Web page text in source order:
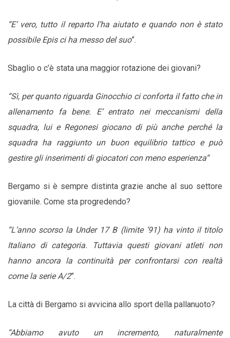
“E’ vero, tutto il reparto l’ha aiutato e quando non è stato
possibile Epis ci ha messo del suo”.
Sbaglio o c’è stata una maggior rotazione dei giovani?
“Sì, per quanto riguarda Ginocchio ci conforta il fatto che in
allenamento fa bene. E’ entrato nei meccanismi della
squadra, lui e Regonesi giocano di più anche perché la
squadra ha raggiunto un buon equilibrio tattico e può
gestire gli inserimenti di giocatori con meno esperienza“
Bergamo si è sempre distinta grazie anche al suo settore
giovanile. Come sta progredendo?
“L’anno scorso la Under 17 B (limite ’91) ha vinto il titolo
Italiano di categoria. Tuttavia questi giovani atleti non
hanno ancora la continuità per confrontarsi con realtà
come la serie A/2”.
La città di Bergamo si avvicina allo sport della pallanuoto?
“Abbiamo avuto un incremento, naturalmente